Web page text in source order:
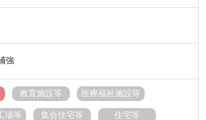
強
教育施設等 医療福祉施設等
場等 集合住宅等 住宅等